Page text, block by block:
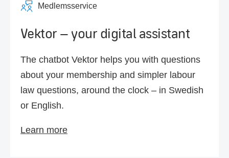
Medlemsservice
Vektor – your digital assistant
The chatbot Vektor helps you with questions
about your membership and simpler labour
law questions, around the clock – in Swedish
or English.
Learn more